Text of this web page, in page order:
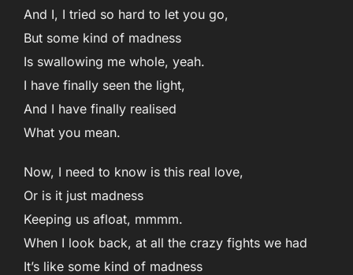
And I, I tried so hard to let you go,
But some kind of madness
Is swallowing me whole, yeah.
I have finally seen the light,
And I have finally realised
What you mean.
Now, I need to know is this real love,
Or is it just madness
Keeping us afloat, mmmm.
When I look back, at all the crazy fights we had
It’s like some kind of madness